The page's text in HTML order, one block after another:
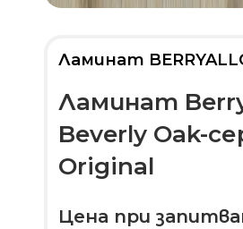
Ламинат
Ламинат
Beverly Oak-
Original
Цена при